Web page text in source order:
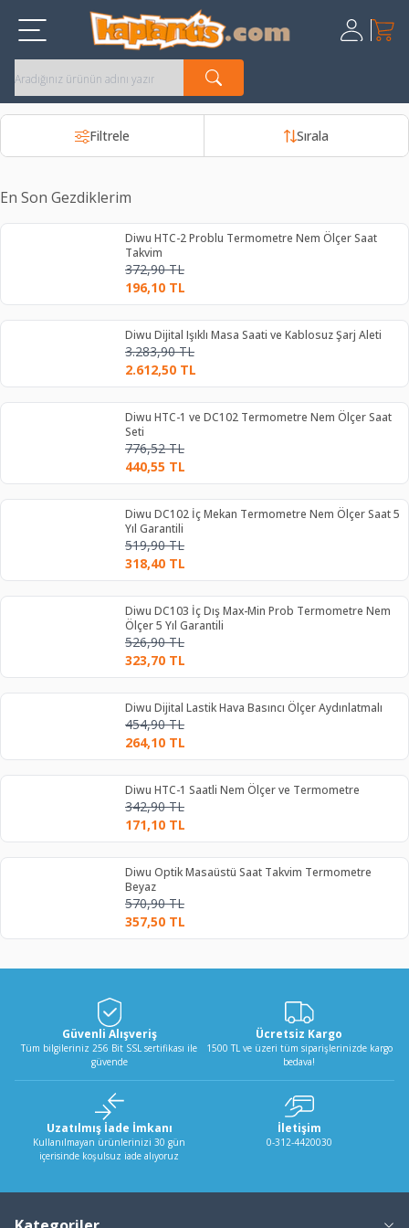
Üye
Kayıt Ol
Sepet
Filtrele Sırala
En Son Gezdiklerim
Diwu HTC-2 Problu Termometre Nem Ölçer Saat
Takvim
372,90TL
196,10 TL
Diwu Dijital Işıklı Masa Saati ve Kablosuz Şarj Aleti
3.283,90TL
2.612,50 TL
Diwu HTC-1 ve DC102 Termometre Nem Ölçer Saat
Seti
776,52TL
440,55 TL
Diwu DC102 İç Mekan Termometre Nem Ölçer Saat 5
Yıl Garantili
519,90TL
318,40 TL
Diwu DC103 İç Dış Max-Min Prob Termometre Nem
Ölçer 5 Yıl Garantili
526,90TL
323,70 TL
Diwu Dijital Lastik Hava Basıncı Ölçer Aydınlatmalı
454,90TL
264,10 TL
Diwu HTC-1 Saatli Nem Ölçer ve Termometre
342,90TL
171,10 TL
Diwu Optik Masaüstü Saat Takvim Termometre
Beyaz
570,90TL
357,50 TL
Güvenli Alışveriş
Tüm bilgileriniz 256 Bit SSL sertifikası ile
güvende
Ücretsiz Kargo
1500 TL ve üzeri tüm siparişlerinizde kargo
bedava!
Uzatılmış İade İmkanı
Kullanılmayan ürünlerinizi 30 gün
içerisinde koşulsuz iade alıyoruz
İletişim
0-312-4420030